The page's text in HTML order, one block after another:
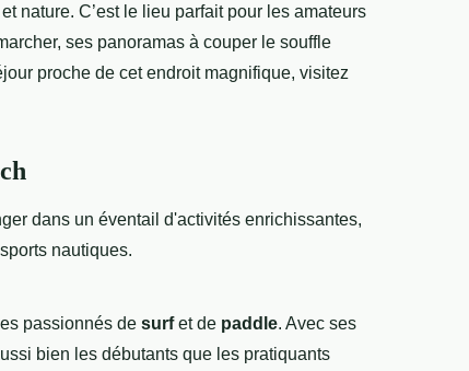
et nature. C’est le lieu parfait pour les amateurs
ses panoramas à couper le souffle
proche de cet endroit magnifique, visitez
dans un éventail d'activités enrichissantes,
nautiques.
passionnés de surfet de paddle. Avec ses
bien les débutants que les pratiquants